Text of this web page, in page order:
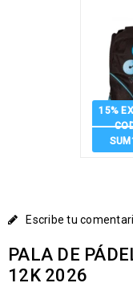
15%
Escribe tu
PALA DE
12K 2026